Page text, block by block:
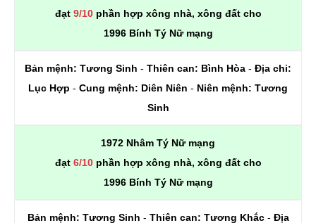
đạt 9/10phần hợp xông nhà, xông đất cho
1996 Bính Tý Nữ mạng
Bản mệnh: Tương Sinh - Thiên can: Bình Hòa - Địa chi:
Lục Hợp - Cung mệnh: Diên Niên - Niên mệnh: Tương
Sinh
1972 Nhâm Tý Nữ mạng
đạt 6/10phần hợp xông nhà, xông đất cho
1996 Bính Tý Nữ mạng
Bản mệnh: Tương Sinh - Thiên can: Tương Khắc- Địa